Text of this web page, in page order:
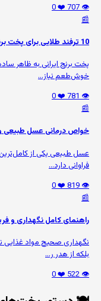
👁️ 707
❤️ 0
📰
10 ترفند طلایی برای پخت برنج ایرانی عالی
پخت برنج ایرانی به ظاهر
خوش‌طعم نیاز...
👁️ 781
❤️ 0
📰
خواص درمانی عسل
عسل طبیعی یکی از
فراوانی دارد...
👁️ 819
❤️ 0
📰
راهنمای کامل نگهداری و
نگهداری صحیح مواد
بلکه از هدر ر...
👁️ 522
❤️ 0